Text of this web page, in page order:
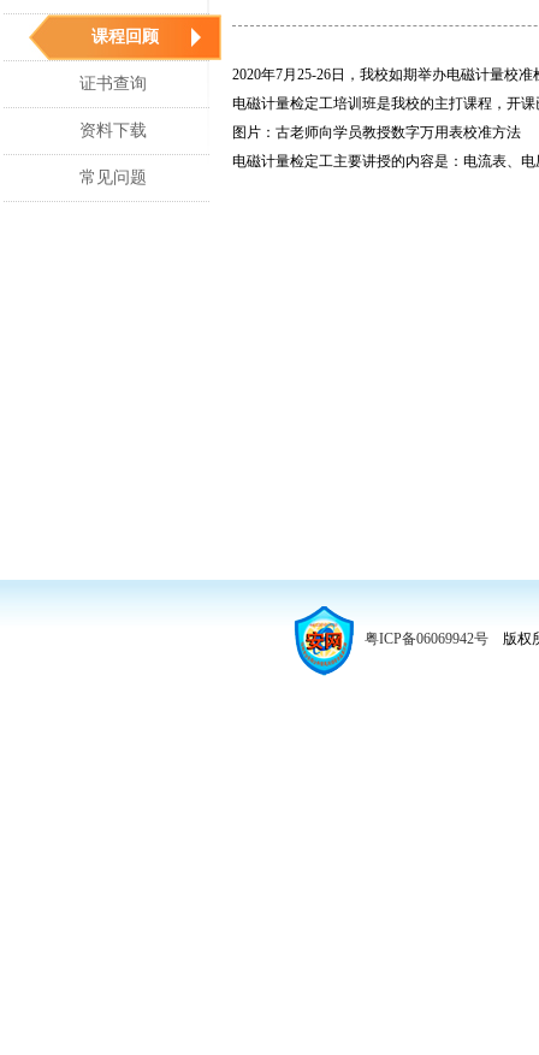
课程回顾
证书查询
资料下载
常见问题
2020年7月25-26日，我校如期举办电磁计量校
电磁计量检定工培训班是我校的主打课程，开
图片：古老师向学员教授数字万用表校准方法
电磁计量检定工主要讲授的内容是：电流表、
粤ICP备06069942号 版权